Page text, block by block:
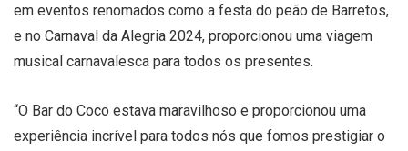
em eventos renomados como a festa do peão de Barretos,
e no Carnaval da Alegria 2024, proporcionou uma viagem
musical carnavalesca para todos os presentes.
“O Bar do Coco estava maravilhoso e proporcionou uma
experiência incrível para todos nós que fomos prestigiar o